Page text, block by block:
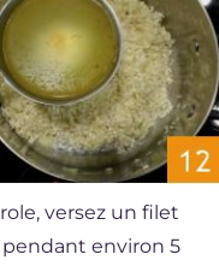
versez un filet
environ 5